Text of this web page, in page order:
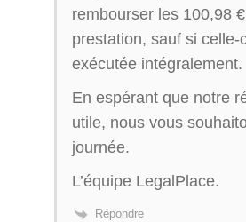
rembourser les 100,98
prestation, sauf si celle-
exécutée intégralement.
En espérant que notre
utile, nous vous
journée.
L’équipe LegalPlace.
Répondre